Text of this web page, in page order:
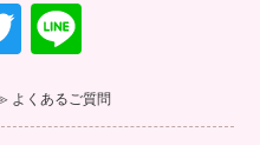
T
wi
tt
er
e
よくあるご質問